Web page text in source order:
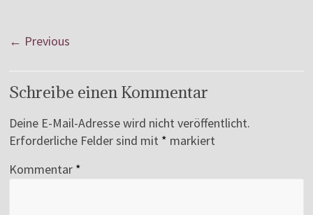
← Previous
Schreibe einen Kommentar
Deine E-Mail-Adresse wird nicht veröffentlicht.
Erforderliche Felder sind mit * markiert
Kommentar *